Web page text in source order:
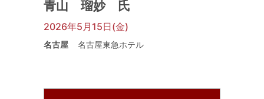
青山 瑠妙 氏
2026年5月15日(金)
名古屋 名古屋東急ホテル